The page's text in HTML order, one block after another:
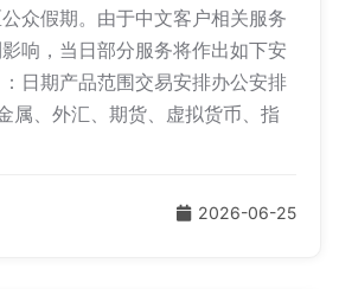
众假期。由于中文客户相关服务
响，当日部分服务将作出如下安
日期产品范围交易安排办公安排
属、外汇、期货、虚拟货币、指
2026-06-25